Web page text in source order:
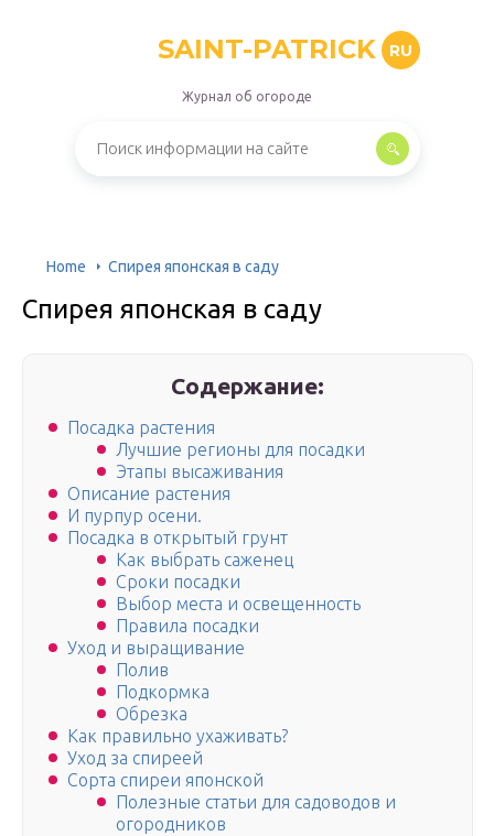
SAINT-PATRICK RU
Журнал об огороде
Home Спирея японская в саду
Спирея японская в саду
Содержание:
Посадка растения
Лучшие регионы для посадки
Этапы высаживания
Описание растения
И пурпур осени.
Посадка в открытый грунт
Как выбрать саженец
Сроки посадки
Выбор места и освещенность
Правила посадки
Уход и выращивание
Полив
Подкормка
Обрезка
Как правильно ухаживать?
Уход за спиреей
Сорта спиреи японской
Полезные статьи для садоводов и
огородников